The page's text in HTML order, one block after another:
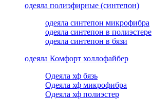
одеяла полиэфирные (синтепон)
одеяла синтепон микрофибра
одеяла синтепон в полиэстере
одеяла синтепон в бязи
одеяла Комфорт холлофайбер
Одеяла хф бязь
Одеяла хф микрофибра
Одеяла хф полиэстер